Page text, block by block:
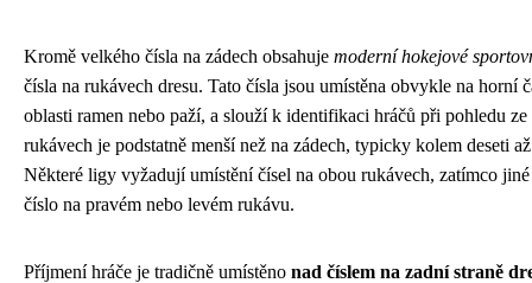
Kromě velkého čísla na zádech obsahuje moderní hokejové
čísla na rukávech dresu. Tato čísla jsou umístěna obvykle na horní
oblasti ramen nebo paží, a slouží k identifikaci hráčů při pohledu
rukávech je podstatně menší než na zádech, typicky kolem deseti
Některé ligy vyžadují umístění čísel na obou rukávech, zatímco
číslo na pravém nebo levém rukávu.
Příjmení hráče je tradičně umístěno nad číslem na zadní straně